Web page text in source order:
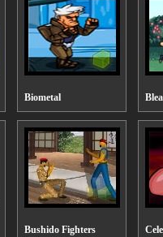
Biometal
Bushido Fighters